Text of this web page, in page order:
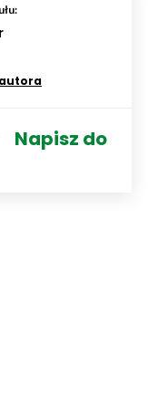
Napisz do